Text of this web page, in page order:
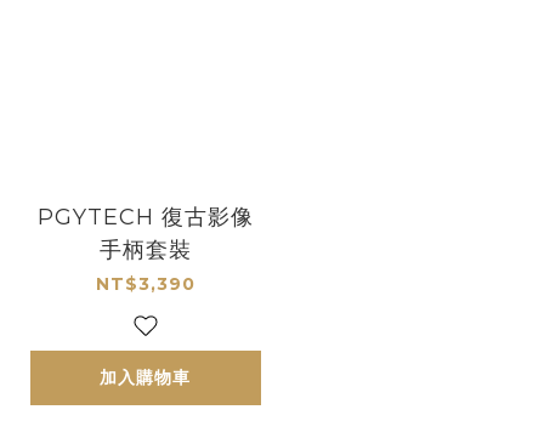
PGYTECH 復古影像
手柄套裝
NT$3,390
加入購物車